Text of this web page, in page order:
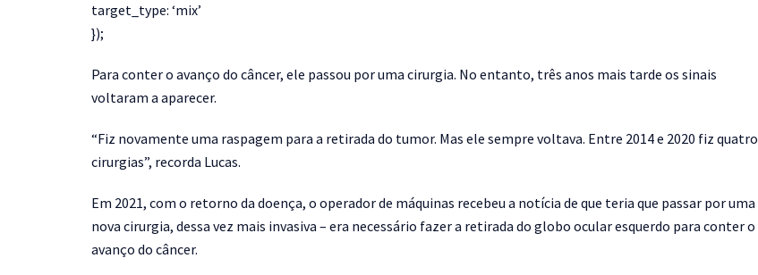
target_type: ‘mix’
});
Para conter o avanço do câncer, ele passou por uma cirurgia. No entanto, três anos mais tarde os sinais
voltaram a aparecer.
“Fiz novamente uma raspagem para a retirada do tumor. Mas ele sempre voltava. Entre 2014 e 2020 fiz quatro
cirurgias”, recorda Lucas.
Em 2021, com o retorno da doença, o operador de máquinas recebeu a notícia de que teria que passar por uma
nova cirurgia, dessa vez mais invasiva – era necessário fazer a retirada do globo ocular esquerdo para conter o
avanço do câncer.